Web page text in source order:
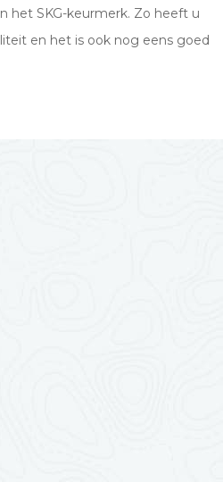
het SKG-keurmerk. Zo heeft u
en het is ook nog eens goed